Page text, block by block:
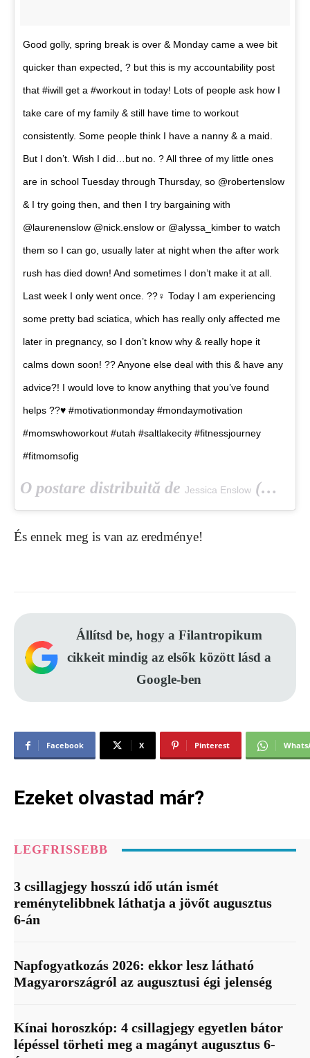
Good golly, spring break is over & Monday came a wee bit
quicker than expected, ? but this is my accountability post
that #iwill get a #workout in today! Lots of people ask how I
take care of my family & still have time to workout
consistently. Some people think I have a nanny & a maid.
But I don’t. Wish I did…but no. ? All three of my little ones
are in school Tuesday through Thursday, so @robertenslow
& I try going then, and then I try bargaining with
@laurenenslow @nick.enslow or @alyssa_kimber to watch
them so I can go, usually later at night when the after work
rush has died down! And sometimes I don’t make it at all.
Last week I only went once. ??‍♀️ Today I am experiencing
some pretty bad sciatica, which has really only affected me
later in pregnancy, so I don’t know why & really hope it
calms down soon! ?? Anyone else deal with this & have any
advice?! I would love to know anything that you’ve found
helps ??♥️ #motivationmonday #mondaymotivation
#momswhoworkout #utah #saltlakecity #fitnessjourney
#fitmomsofig
O postare distribuită de Jessica Enslow (@jessicaenslow) pe
És ennek meg is van az eredménye!
Állítsd be, hogy a Filantropikum
cikkeit mindig az elsők között lásd a
Google-ben
Facebook X Pinterest
Ezeket olvastad már?
LEGFRISSEBB
3 csillagjegy hosszú idő után ismét
reménytelibbnek láthatja a jövőt augusztus
6-án
Napfogyatkozás 2026: ekkor lesz látható
Magyarországról az augusztusi égi jelenség
Kínai horoszkóp: 4 csillagjegy egyetlen bátor
lépéssel törheti meg a magányt augusztus 6-